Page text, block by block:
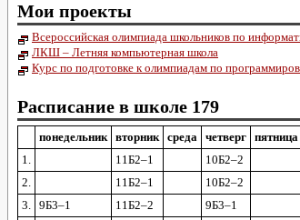
Мои проекты
Всероссийская олимпиада школьников по
ЛКШ – Летняя компьютерная школа
Курс по подготовке к олимпиадам по
Расписание в школе 179
понедельник вторник среда четверг пятница
1.
11Б2–1 10Б2–2
2.
11Б2–1 10Б2–2
3. 9Б3–1 11Б2–2 9Б3–1